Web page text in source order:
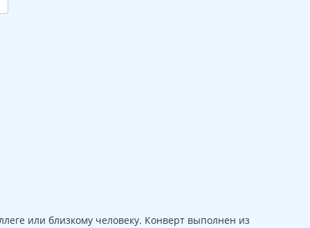
или близкому человеку. Конверт выполнен из